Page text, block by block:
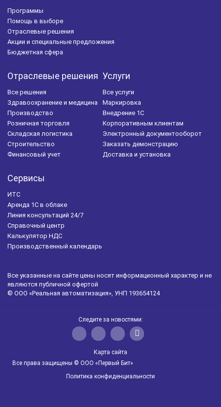
Программы
Помощь в выборе
Отраслевые решения
Акции и специальные предложения
Бюджетная сфера
Отраслевые решения
Все решения
Здравоохранение и медицина
Производство
Розничная торговля
Складская логистика
Строительство
Финансовый учет
Услуги
Все услуги
Маркировка
Внедрение 1С
Корпоративным клиентам
Электронный документооборот
Заказать демонстрацию
Доставка и установка
Сервисы
ИТС
Аренда 1С в облаке
Линия консультаций 24/7
Справочный центр
Калькулятор НДС
Производственный календарь
Все указанные на сайте цены носят информационный характер и не
являются публичной офертой
© ООО «Реальная автоматизация», УНП 193654124
Следите за новостями:
Карта сайта
Все права защищены © ООО «Первый Бит»
Политика конфиденциальности